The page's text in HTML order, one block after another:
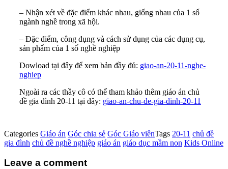
– Nhận xét về đặc điểm khác nhau, giống nhau của 1 số
ngành nghề trong xã hội.
– Đặc điểm, công dụng và cách sử dụng của các dụng cụ,
sản phẩm của 1 số nghề nghiệp
Dowload tại đây để xem bản đầy đủ: giao-an-20-11-nghe-
nghiep
Ngoài ra các thầy cô có thể tham khảo thêm giáo án chủ
đề gia đình 20-11 tại đây: giao-an-chu-de-gia-dinh-20-11
Categories Giáo án Góc chia sẻ Góc Giáo viênTags 20-11 chủ đề
gia đình chủ đề nghề nghiệp giáo án giáo dục mầm non Kids Online
Leave a comment